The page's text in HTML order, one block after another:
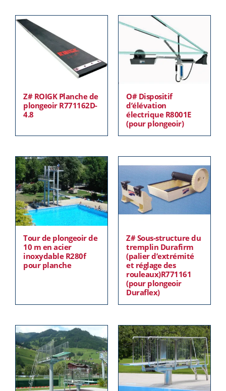
Z# ROIGK Planche de
plongeoir R771162D-
4.8
O# Dispositif
d’élévation
électrique R8001E
(pour plongeoir)
Tour de plongeoir de
10 m en acier
inoxydable R280f
pour planche
Z# Sous-structure du
tremplin Durafirm
(palier d’extrémité
et réglage des
rouleaux)R771161
(pour plongeoir
Duraflex)